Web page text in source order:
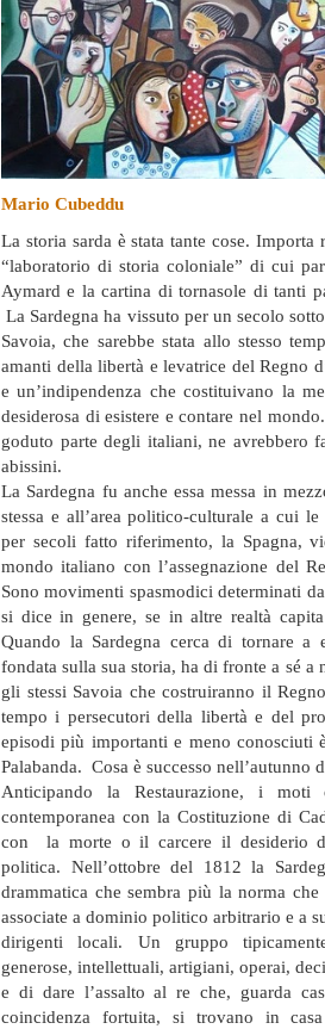
Mario Cubeddu
La storia sarda è stata tante cose. Importa
“laboratorio di storia coloniale” di cui
Aymard e la cartina di tornasole di tanti
La Sardegna ha vissuto per un secolo
Savoia, che sarebbe stata allo stesso
amanti della libertà e levatrice del Regno
e un’indipendenza che costituivano la
desiderosa di esistere e contare nel
goduto parte degli italiani, ne avrebbero
abissini.
La Sardegna fu anche essa messa in
stessa e all’area politico-culturale a cui
per secoli fatto riferimento, la Spagna,
mondo italiano con l’assegnazione del
Sono movimenti spasmodici determinati
si dice in genere, se in altre realtà
Quando la Sardegna cerca di tornare a
fondata sulla sua storia, ha di fronte a sé a
gli stessi Savoia che costruiranno il
tempo i persecutori della libertà e del
episodi più importanti e meno conosciuti
Palabanda. Cosa è successo nell’autunno
Anticipando la Restaurazione, i
contemporanea con la Costituzione di
con la morte o il carcere il desiderio
politica. Nell’ottobre del 1812 la
drammatica che sembra più la norma che
associate a dominio politico arbitrario e a
dirigenti locali. Un gruppo
generose, intellettuali, artigiani, operai,
e di dare l’assalto al re che, guarda
coincidenza fortuita, si trovano in